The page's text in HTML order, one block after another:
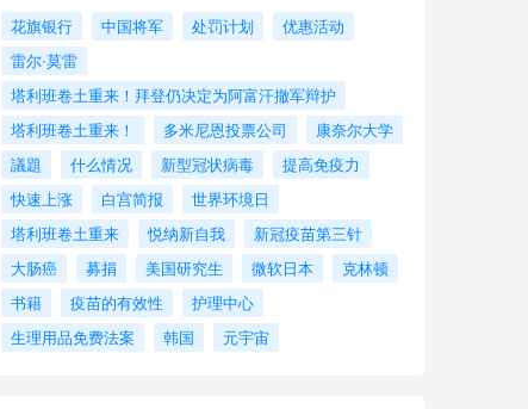
花旗银行 中国将军 处罚计划
优惠活动
雷尔·莫雷
塔利班卷土重来！拜登仍决定为阿富汗撤军辩护
塔利班卷土重来！
多米尼恩投票公司
康奈尔大学
議題
什么情况 新型冠状病毒
提高免疫力
快速上涨
白宫简报
世界环境日
塔利班卷土重来
悦纳新自我
新冠疫苗第三针
大肠癌
募捐 美国研究生 微软日本
克林顿
书籍
疫苗的有效性
护理中心
生理用品免费法案
韩国 元宇宙